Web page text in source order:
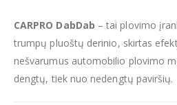
CARPRO DabDab – tai plovimo
trumpų pluoštų derinio, skirtas
nešvarumus automobilio plovimo
dengtų, tiek nuo nedengtų paviršių.